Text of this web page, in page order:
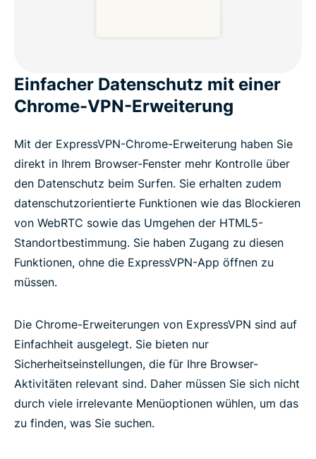
Einfacher Datenschutz mit einer
Chrome-VPN-Erweiterung
Mit der ExpressVPN-Chrome-Erweiterung haben Sie
direkt in Ihrem Browser-Fenster mehr Kontrolle über
den Datenschutz beim Surfen. Sie erhalten zudem
datenschutzorientierte Funktionen wie das Blockieren
von WebRTC sowie das Umgehen der HTML5-
Standortbestimmung. Sie haben Zugang zu diesen
Funktionen, ohne die ExpressVPN-App öffnen zu
müssen.
Die Chrome-Erweiterungen von ExpressVPN sind auf
Einfachheit ausgelegt. Sie bieten nur
Sicherheitseinstellungen, die für Ihre Browser-
Aktivitäten relevant sind. Daher müssen Sie sich nicht
durch viele irrelevante Menüoptionen wühlen, um das
zu finden, was Sie suchen.